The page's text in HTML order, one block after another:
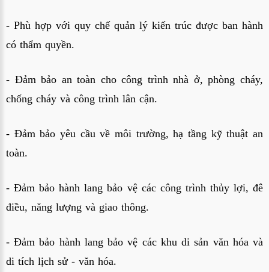
- Phù hợp với quy chế quản lý kiến trúc được ban hành
có thẩm quyền.
- Đảm bảo an toàn cho công trình nhà ở, phòng cháy,
chống cháy và công trình lân cận.
- Đảm bảo yêu cầu về môi trường, hạ tầng kỹ thuật an
toàn.
- Đảm bảo hành lang bảo vệ các công trình thủy lợi, đê
điều, năng lượng và giao thông.
- Đảm bảo hành lang bảo vệ các khu di sản văn hóa và
di tích lịch sử - văn hóa.